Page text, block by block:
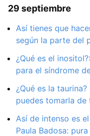
29 septiembre
Así tienes que
según la parte del
¿Qué es el
para el síndrome
¿Qué es la
puedes tomarla de
Así de intenso es
Paula Badosa: